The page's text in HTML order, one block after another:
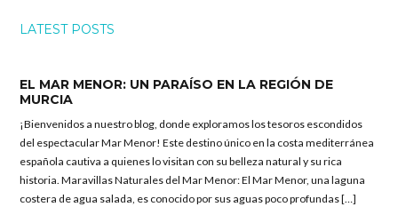
LATEST POSTS
EL MAR MENOR: UN PARAÍSO EN LA REGIÓN DE
MURCIA
¡Bienvenidos a nuestro blog, donde exploramos los tesoros escondidos
del espectacular Mar Menor! Este destino único en la costa mediterránea
española cautiva a quienes lo visitan con su belleza natural y su rica
historia. Maravillas Naturales del Mar Menor: El Mar Menor, una laguna
costera de agua salada, es conocido por sus aguas poco profundas […]